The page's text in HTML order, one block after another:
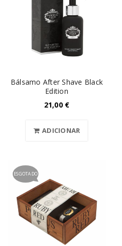
Bálsamo After Shave Black
Edition
21,00 €
ADICIONAR
ESGOTADO